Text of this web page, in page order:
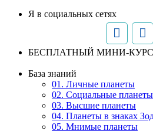
Я в социальных сетях
БЕСПЛАТНЫЙ МИНИ-КУРС
База знаний
01. Личные планеты
02. Социальные планеты
03. Высшие планеты
04. Планеты в знаках
05. Мнимые планеты